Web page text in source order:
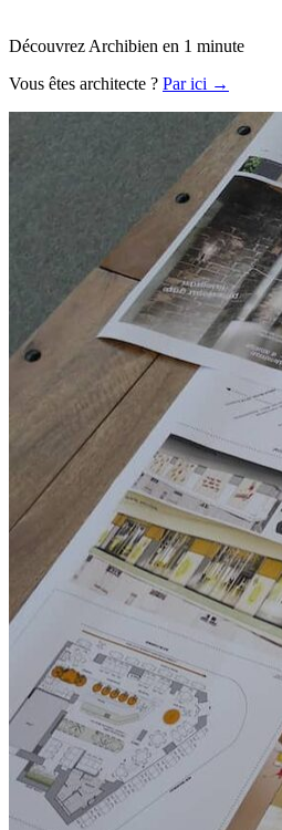
Découvrez Archibien en 1 minute
Vous êtes architecte ? Par ici →